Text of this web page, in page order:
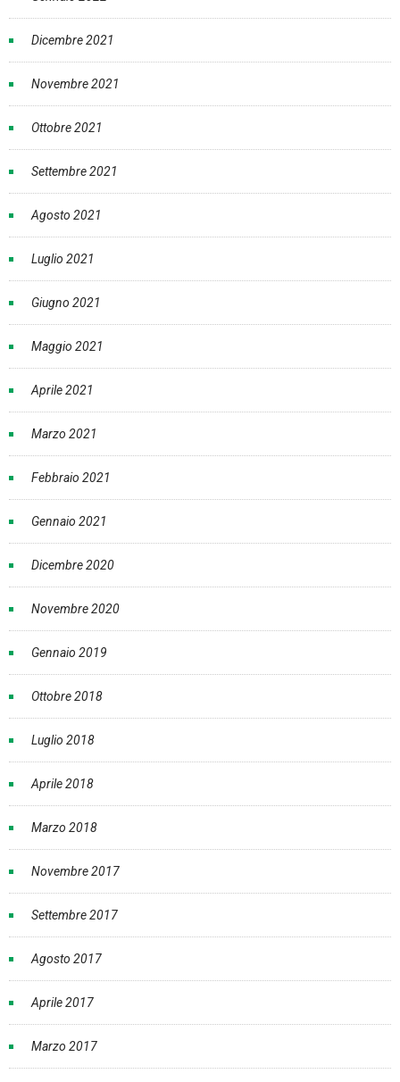
Dicembre 2021
Novembre 2021
Ottobre 2021
Settembre 2021
Agosto 2021
Luglio 2021
Giugno 2021
Maggio 2021
Aprile 2021
Marzo 2021
Febbraio 2021
Gennaio 2021
Dicembre 2020
Novembre 2020
Gennaio 2019
Ottobre 2018
Luglio 2018
Aprile 2018
Marzo 2018
Novembre 2017
Settembre 2017
Agosto 2017
Aprile 2017
Marzo 2017